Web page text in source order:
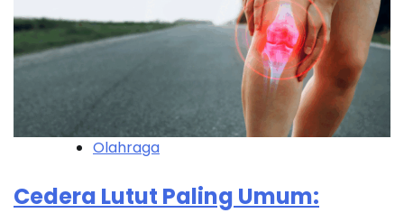
Olahraga
Cedera Lutut Paling Umum: